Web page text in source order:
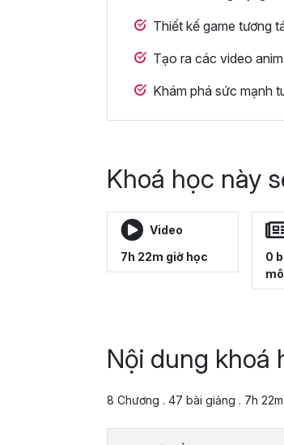
Thiết kế game tương
Tạo ra các video
Khám phá sức mạnh
Khoá học này
Video
7h 22m giờ học
0
Nội dung khoá
8 Chương . 47 bài giảng . 7h